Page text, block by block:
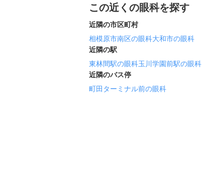
この近くの眼科を探す
近隣の市区町村
相模原市南区の眼科大和市の眼科
近隣の駅
東林間駅の眼科玉川学園前駅の眼科
近隣のバス停
町田ターミナル前の眼科